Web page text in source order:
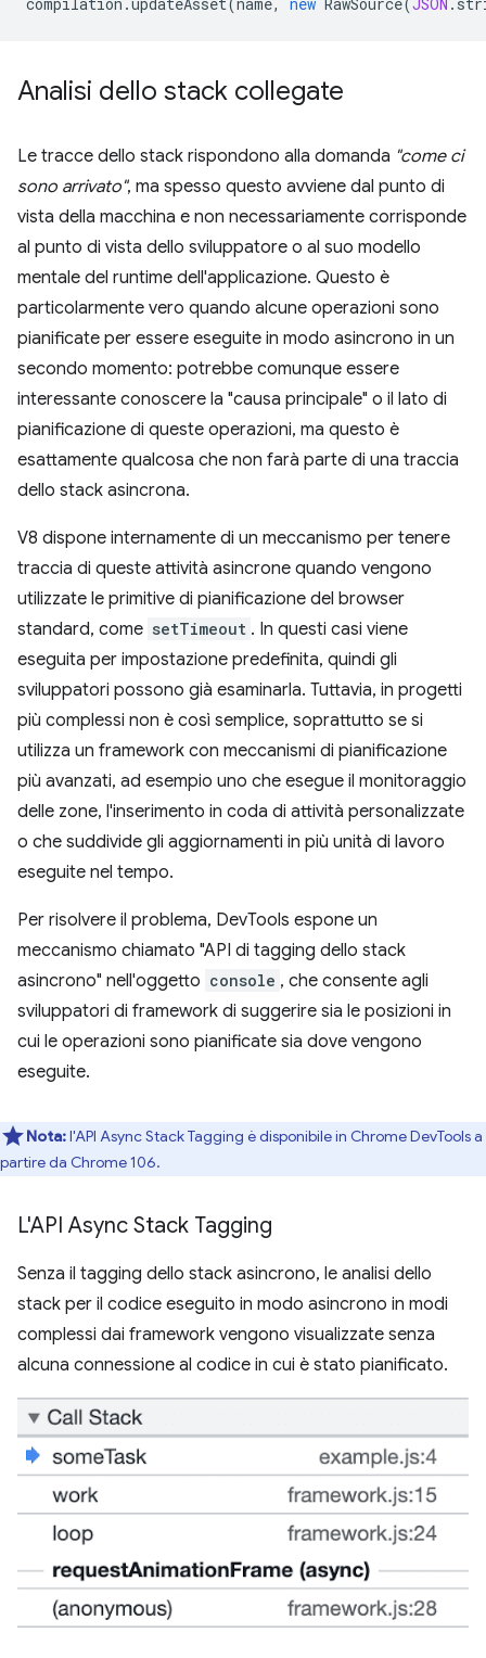
Analisi dello stack collegate
Le tracce dello stack rispondono alla domanda "come ci
sono arrivato", ma spesso questo avviene dal punto di
vista della macchina e non necessariamente corrisponde
al punto di vista dello sviluppatore o al suo modello
mentale del runtime dell'applicazione. Questo è
particolarmente vero quando alcune operazioni sono
pianificate per essere eseguite in modo asincrono in un
secondo momento: potrebbe comunque essere
interessante conoscere la "causa principale" o il lato di
pianificazione di queste operazioni, ma questo è
esattamente qualcosa che non farà parte di una traccia
dello stack asincrona.
V8 dispone internamente di un meccanismo per tenere
traccia di queste attività asincrone quando vengono
utilizzate le primitive di pianificazione del browser
standard, come setTimeout . In questi casi viene
eseguita per impostazione predefinita, quindi gli
sviluppatori possono già esaminarla. Tuttavia, in progetti
più complessi non è così semplice, soprattutto se si
utilizza un framework con meccanismi di pianificazione
più avanzati, ad esempio uno che esegue il monitoraggio
delle zone, l'inserimento in coda di attività personalizzate
o che suddivide gli aggiornamenti in più unità di lavoro
eseguite nel tempo.
Per risolvere il problema, DevTools espone un
meccanismo chiamato "API di tagging dello stack
asincrono" nell'oggetto console , che consente agli
sviluppatori di framework di suggerire sia le posizioni in
cui le operazioni sono pianificate sia dove vengono
eseguite.
Nota:l'API Async Stack Tagging è disponibile in Chrome DevTools a
partire da Chrome 106.
L'API Async Stack Tagging
Senza il tagging dello stack asincrono, le analisi dello
stack per il codice eseguito in modo asincrono in modi
complessi dai framework vengono visualizzate senza
alcuna connessione al codice in cui è stato pianificato.